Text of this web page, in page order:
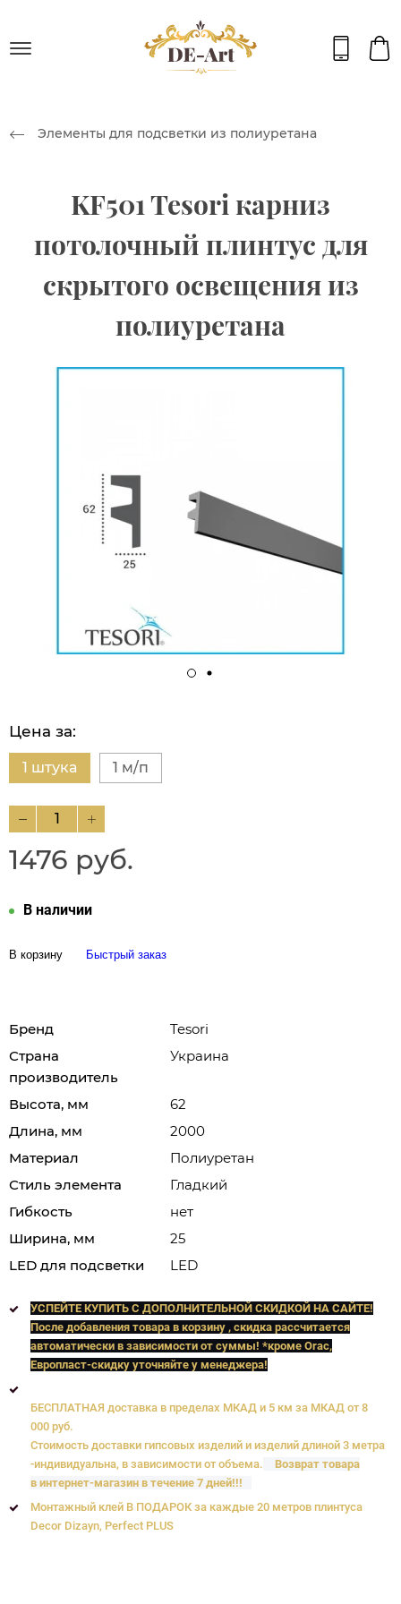
Элементы для подсветки из полиуретана
KF501 Tesori карниз
потолочный плинтус для
скрытого освещения из
полиуретана
Цена за:
1 штука 1 м/п
1476 руб.
В наличии
В корзину Быстрый заказ
Бренд
Tesori
Страна
производитель
Украина
Высота, мм
62
Длина, мм
2000
Материал
Полиуретан
Стиль элемента
Гладкий
Гибкость
нет
Ширина, мм
25
LED для подсветки
LED
УСПЕЙТЕ КУПИТЬ C ДОПОЛНИТЕЛЬНОЙ СКИДКОЙ НА САЙТЕ!
После добавления товара в корзину , скидка рассчитается
автоматически в зависимости от суммы! *кроме Orac,
Европласт-скидку уточняйте у менеджера!
БЕСПЛАТНАЯ доставка в пределах МКАД и 5 км за МКАД от 8
000 руб.
Стоимость доставки гипсовых изделий и изделий длиной 3 метра
-индивидуальна, в зависимости от объема.
Возврат товара
в интернет-магазин в течение 7 дней!!!
Монтажный клей В ПОДАРОК за каждые 20 метров плинтуса
Decor Dizayn, Perfect PLUS